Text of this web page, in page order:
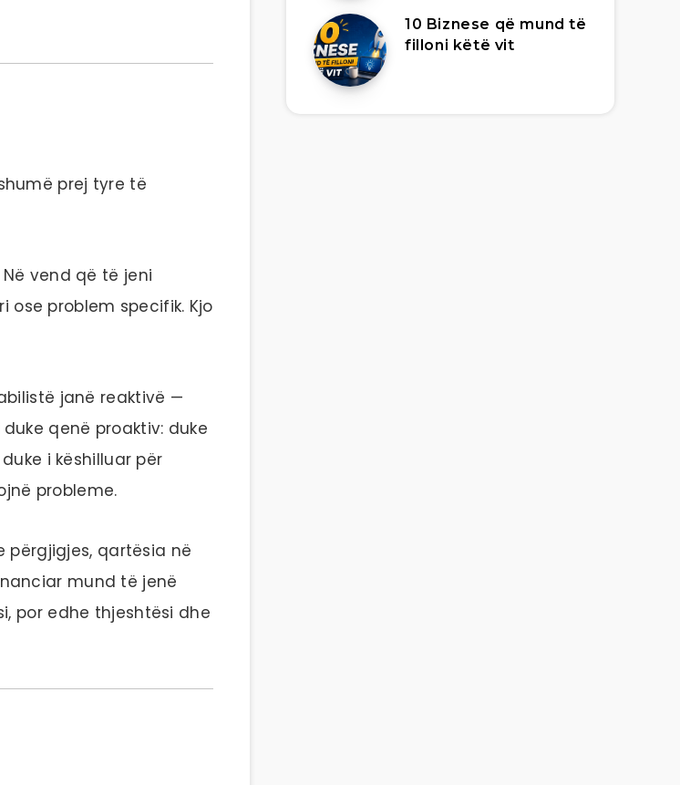
prej tyre të
vend që të jeni
ose problem specifik. Kjo
janë reaktivë —
qenë proaktiv: duke
i këshilluar për
probleme.
përgjigjes, qartësia në
mund të jenë
por edhe thjeshtësi dhe
10 Biznese që mund të
filloni këtë vit